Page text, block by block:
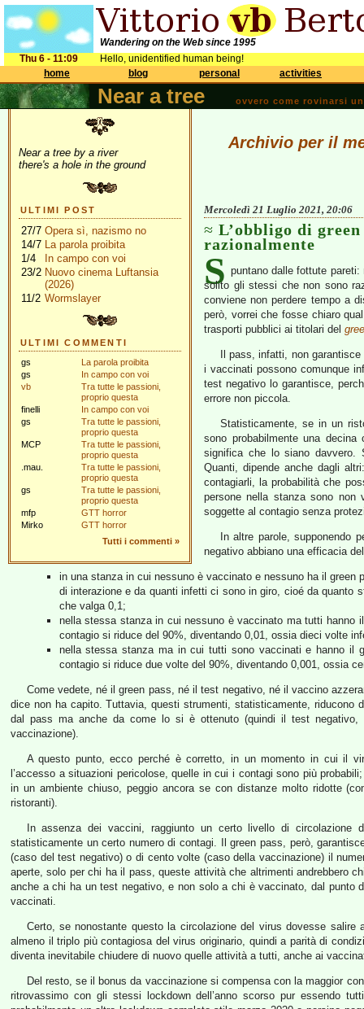
Wandering on the Web since 1995
Thu 6 - 11:09
Hello, unidentified human being!
home
blog personal activities
Near a tree ovvero come rovinarsi
Near a tree by a river
there's a hole in the ground
ULTIMI POST
27/7 Opera sì, nazismo no
14/7 La parola proibita
1/4
In campo con voi
23/2 Nuovo cinema Luftansia
(2026)
11/2 Wormslayer
ULTIMI COMMENTI
gs
La parola proibita
gs
In campo con voi
vb
Tra tutte le passioni,
proprio questa
finelli
In campo con voi
gs
Tra tutte le passioni,
proprio questa
MCP
Tra tutte le passioni,
proprio questa
.mau.
Tra tutte le passioni,
proprio questa
gs
Tra tutte le passioni,
proprio questa
mfp
GTT horror
Mirko
GTT horror
Tutti i commenti »
Archivio per il
Mercoledì 21 Luglio 2021, 20:06
L’obbligo di green
razionalmente
S puntano dalle fottute
solito gli stessi che non sono
conviene non perdere tempo a
però, vorrei che fosse chiaro
trasporti pubblici ai titolari del
Il pass, infatti, non
i vaccinati possono comunque
test negativo lo garantisce,
errore non piccola.
Statisticamente, se in un
sono probabilmente una
significa che lo siano davvero.
Quanti, dipende anche dagli
contagiarli, la probabilità che
persone nella stanza sono
soggette al contagio senza
In altre parole, supponendo
negativo abbiano una efficacia
in una stanza in cui nessuno è vaccinato e nessuno ha il green
di interazione e da quanti infetti ci sono in giro, cioé da quanto
che valga 0,1;
nella stessa stanza in cui nessuno è vaccinato ma tutti hanno
contagio si riduce del 90%, diventando 0,01, ossia dieci volte
nella stessa stanza ma in cui tutti sono vaccinati e hanno il
contagio si riduce due volte del 90%, diventando 0,001, ossia
Come vedete, né il green pass, né il test negativo, né il vaccino
dice non ha capito. Tuttavia, questi strumenti, statisticamente, riducono
dal pass ma anche da come lo si è ottenuto (quindi il test
vaccinazione).
A questo punto, ecco perché è corretto, in un momento in cui il
l’accesso a situazioni pericolose, quelle in cui i contagi sono più
in un ambiente chiuso, peggio ancora se con distanze molto ridotte
ristoranti).
In assenza dei vaccini, raggiunto un certo livello di circolazione
statisticamente un certo numero di contagi. Il green pass, però,
(caso del test negativo) o di cento volte (caso della vaccinazione) il
aperte, solo per chi ha il pass, queste attività che altrimenti andrebbero
anche a chi ha un test negativo, e non solo a chi è vaccinato, dal punto
vaccinati.
Certo, se nonostante questo la circolazione del virus dovesse
almeno il triplo più contagiosa del virus originario, quindi a parità di
diventa inevitabile chiudere di nuovo quelle attività a tutti, anche ai
Del resto, se il bonus da vaccinazione si compensa con la maggior
ritrovassimo con gli stessi lockdown dell’anno scorso pur essendo